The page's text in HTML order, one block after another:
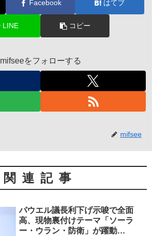
Facebook はてブ
LINE コピー
mifseeをフォローする
mifsee
関連記事
パウエル議長利下げ示唆で全面
高、現物裏付けテーマ「ソーラ
ー・ウラン・防衛」が躍動